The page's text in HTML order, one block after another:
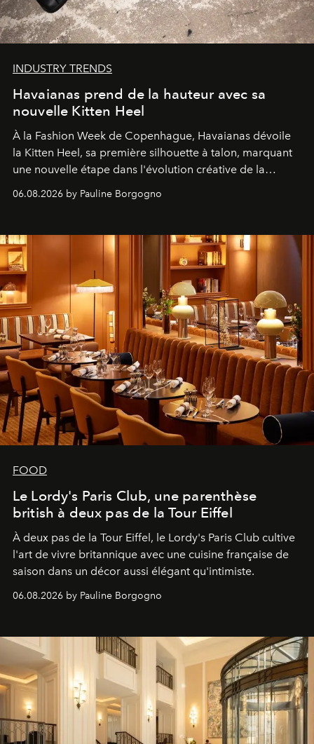
INDUSTRY TRENDS
Havaianas prend de la hauteur avec sa
nouvelle Kitten Heel
À la Fashion Week de Copenhague, Havaianas dévoile
la Kitten Heel, sa première silhouette à talon, marquant
une nouvelle étape dans l'évolution créative de la
06.08.2026 by Pauline Borgogno
FOOD
Le Lordy's Paris Club, une parenthèse
british à deux pas de la Tour Eiffel
À deux pas de la Tour Eiffel, le Lordy's Paris Club cultive
l'art de vivre britannique avec une cuisine française de
saison dans un décor aussi élégant qu'intimiste.
06.08.2026 by Pauline Borgogno